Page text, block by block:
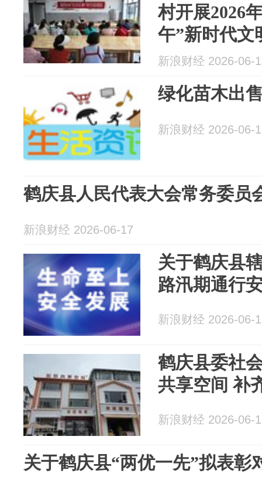
村开展2026
午”新时代文
新浪财经 2026-06-
绿化苗木出
新浪财经 2026-06-
鹤庆县人民代表大会常务委员
新浪财经 2026-06-17
关于鹤庆县
路汛期通行
新浪财经 2026-06-
鹤庆县委社
共享空间 补
新浪财经 2026-06-
关于鹤庆县“两优一先”拟表彰